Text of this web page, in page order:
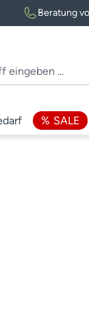
Beratung
SALE